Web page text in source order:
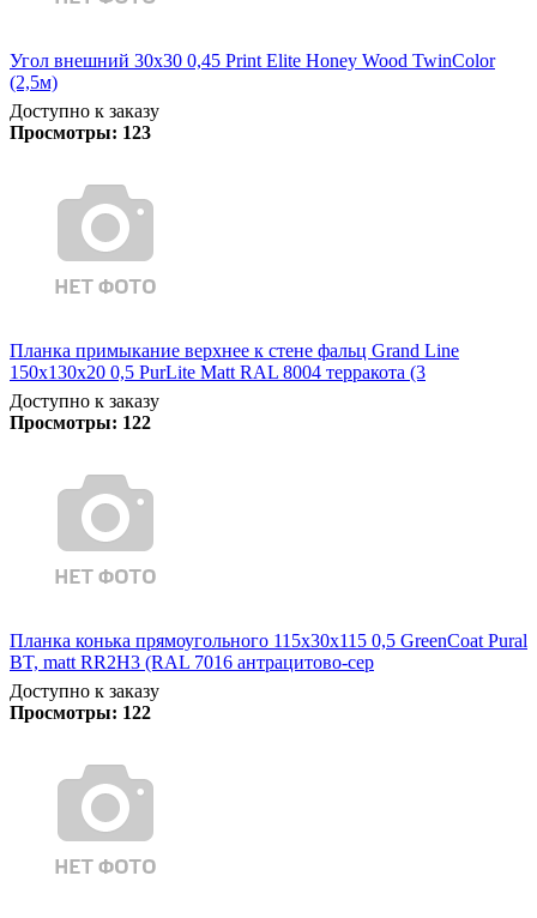
Угол внешний 30х30 0,45 Print Elite Honey Wood TwinColor
(2,5м)
Доступно к заказу
Просмотры: 123
Планка примыкание верхнее к стене фальц Grand Line
150х130х20 0,5 PurLite Matt RAL 8004 терракота (3
Доступно к заказу
Просмотры: 122
Планка конька прямоугольного 115х30х115 0,5 GreenCoat Pural
BT, matt RR2Н3 (RAL 7016 антрацитово-сер
Доступно к заказу
Просмотры: 122